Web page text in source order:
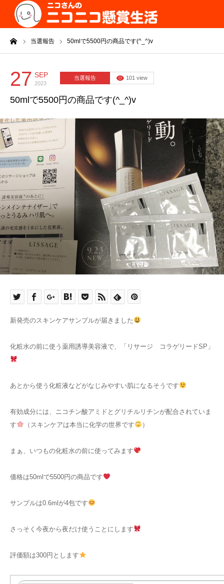
当選報告 50mlで5500円の商品です(^_^)v
27 SEP
2023
当選報告 101 view
50mlで5500円の商品です(^_^)v
新発売のスキンケアサンプルが届きました
化粧水の前に使う薬用誘導美容液で、「リサージ コラゲリードSP」
あとから使う化粧液などがなじみやすい肌になるそうです
有効成分には、ニコチン酸アミドとグリチルリチンが配合されていま
す
（スキンケアは本当に化学の世界です ）
まぁ、いつもの化粧水の前に使ってみます
価格は50mlで5500円の商品です
サンプルは0.6mlが4包です
さっそく今夜から夜だけ使うことにします
評価額は300円とします